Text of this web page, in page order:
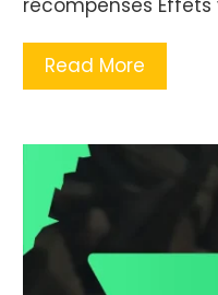
récompenses
Read More